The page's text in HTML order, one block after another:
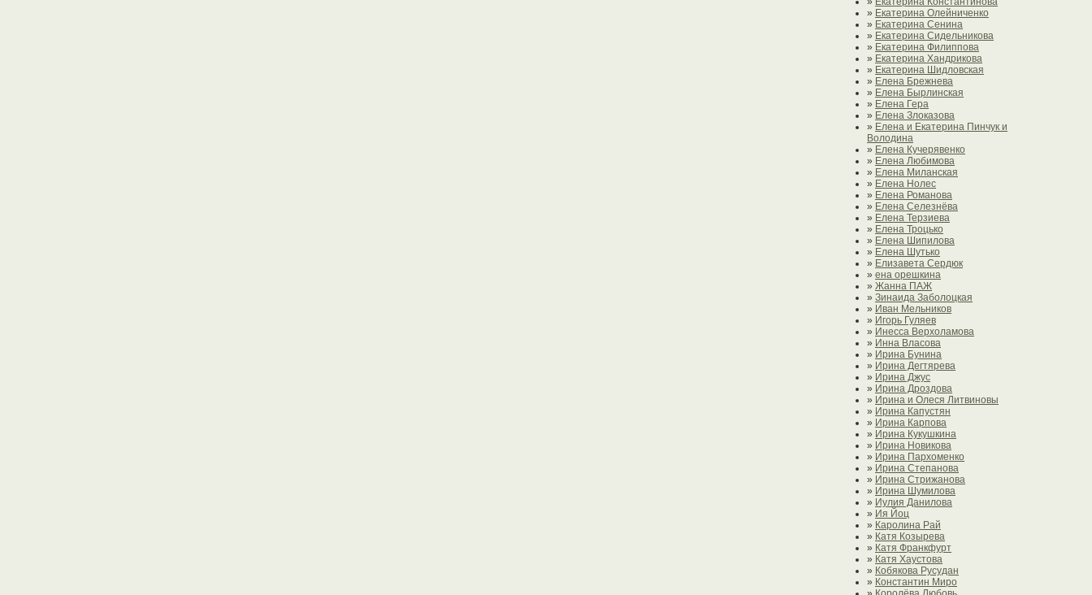
» Екатерина Олейниченко
» Екатерина Сенина
» Екатерина Сидельникова
» Екатерина Филиппова
» Екатерина Хандрикова
» Екатерина Шидловская
» Елена Брежнева
» Елена Бырлинская
» Елена Гера
» Елена Злоказова
» Елена и Екатерина Пинчук и
Володина
» Елена Кучерявенко
» Елена Любимова
» Елена Миланская
» Елена Нолес
» Елена Романова
» Елена Селезнёва
» Елена Терзиева
» Елена Троцько
» Елена Шипилова
» Елена Шутько
» Елизавета Сердюк
» ена орешкина
» Жанна ПАЖ
» Зинаида Заболоцкая
» Иван Мельников
» Игорь Гуляев
» Инесса Верхоламова
» Инна Власова
» Ирина Бунина
» Ирина Дегтярева
» Ирина Джус
» Ирина Дроздова
» Ирина и Олеся Литвиновы
» Ирина Капустян
» Ирина Карпова
» Ирина Кукушкина
» Ирина Новикова
» Ирина Пархоменко
» Ирина Степанова
» Ирина Стрижанова
» Ирина Шумилова
» Иулия Данилова
» Ия Йоц
» Каролина Рай
» Катя Козырева
» Катя Франкфурт
» Катя Хаустова
» Кобякова Русудан
» Константин Миро